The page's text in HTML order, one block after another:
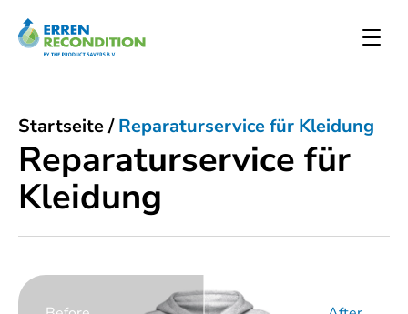
Reparaturservice für
Kleidung
Startseite/Reparaturservice für Kleidung